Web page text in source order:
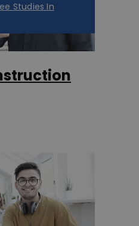
Studies In